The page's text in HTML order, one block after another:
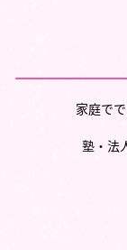
家庭で
塾・法